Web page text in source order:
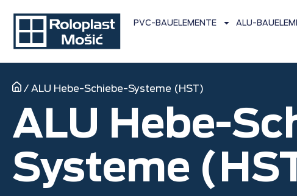
PVC-BAUELEMENTE ALU-
/ ALU Hebe-Schiebe-Systeme (HST)
ALU Hebe-
Systeme